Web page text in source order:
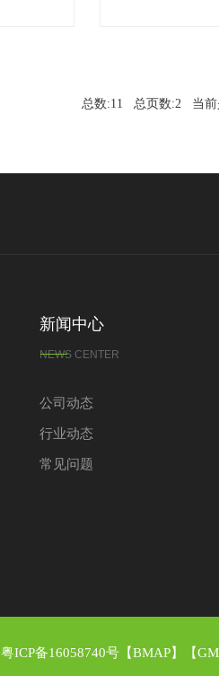
总数:11 总页数:2 当前
新闻中心
NEWS CENTER
公司动态
行业动态
常见问题
粤ICP备16058740号 【BMAP】【